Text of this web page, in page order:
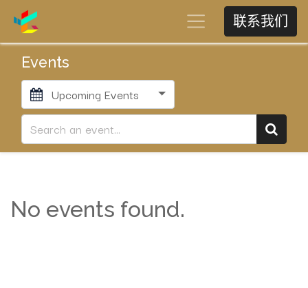
联系我们
Events
Upcoming Events
No events found.